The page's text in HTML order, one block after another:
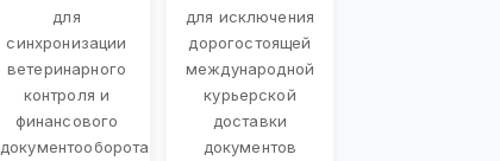
для
синхронизации
ветеринарного
контроля и
финансового
документооборота
для исключения
дорогостоящей
международной
курьерской
доставки
документов